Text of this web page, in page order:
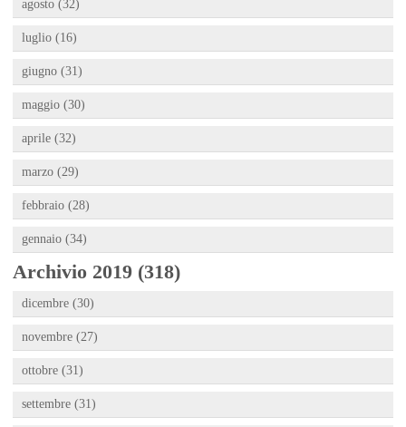
agosto (32)
luglio (16)
giugno (31)
maggio (30)
aprile (32)
marzo (29)
febbraio (28)
gennaio (34)
Archivio 2019 (318)
dicembre (30)
novembre (27)
ottobre (31)
settembre (31)